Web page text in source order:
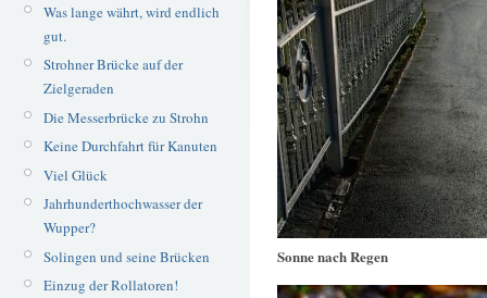
Was lange währt, wird endlich
gut.
Strohner Brücke auf der
Zielgeraden
Die Messerbrücke zu Strohn
Keine Durchfahrt für Kanuten
Viel Glück
Jahrhunderthochwasser der
Wupper?
Solingen und seine Brücken
Einzug der Rollatoren!
Sonne nach Regen